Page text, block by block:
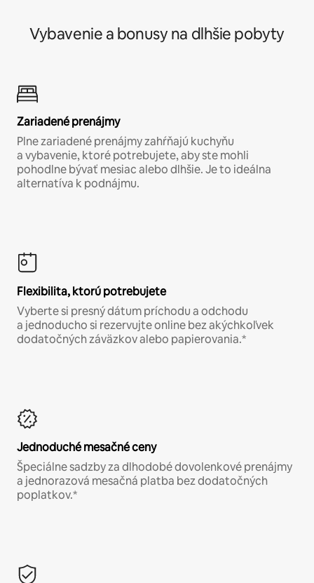
Vybavenie a bonusy na dlhšie pobyty
Zariadené prenájmy
Plne zariadené prenájmy zahŕňajú kuchyňu
a vybavenie, ktoré potrebujete, aby ste mohli
pohodlne bývať mesiac alebo dlhšie. Je to ideálna
alternatíva k podnájmu.
Flexibilita, ktorú potrebujete
Vyberte si presný dátum príchodu a odchodu
a jednoducho si rezervujte online bez akýchkoľvek
dodatočných záväzkov alebo papierovania.*
Jednoduché mesačné ceny
Špeciálne sadzby za dlhodobé dovolenkové prenájmy
a jednorazová mesačná platba bez dodatočných
poplatkov.*